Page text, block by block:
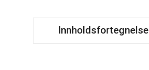
Innholdsfortegnelse